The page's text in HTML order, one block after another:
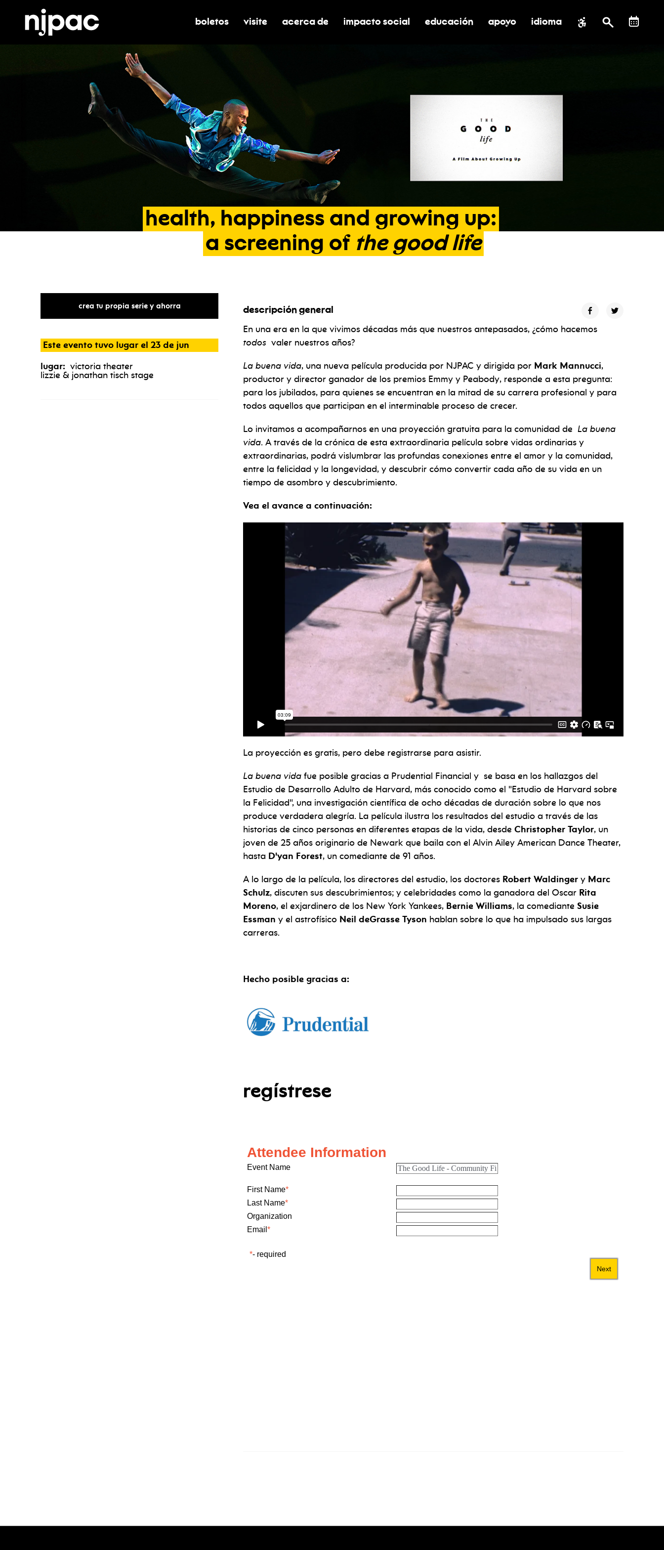
alternar submenú de boletos
boletos alternar submenú de visite
visite alternar submenú de acerca de
acerca de activar/desactivar el submenú de impacto social
impacto social alternar submenú de educación
educación alternar submenú de asistencia
apoyo idioma
health, happiness and growing up:
a screening of the good life
crea tu propia serie y ahorra
Este evento tuvo lugar el 23 de jun
lugar: victoria theater
lizzie & jonathan tisch stage
descripción general
En una era en la que vivimos décadas más que nuestros antepasados, ¿cómo hacemos
todos valer nuestros años?
La buena vida, una nueva película producida por NJPAC y dirigida por Mark Mannucci,
productor y director ganador de los premios Emmy y Peabody, responde a esta pregunta:
para los jubilados, para quienes se encuentran en la mitad de su carrera profesional y para
todos aquellos que participan en el interminable proceso de crecer.
Lo invitamos a acompañarnos en una proyección gratuita para la comunidad de La buena
vida. A través de la crónica de esta extraordinaria película sobre vidas ordinarias y
extraordinarias, podrá vislumbrar las profundas conexiones entre el amor y la comunidad,
entre la felicidad y la longevidad, y descubrir cómo convertir cada año de su vida en un
tiempo de asombro y descubrimiento.
Vea el avance a continuación:
La proyección es gratis, pero debe registrarse para asistir.
La buena vida fue posible gracias a Prudential Financial y se basa en los hallazgos del
Estudio de Desarrollo Adulto de Harvard, más conocido como el "Estudio de Harvard sobre
la Felicidad", una investigación científica de ocho décadas de duración sobre lo que nos
produce verdadera alegría. La película ilustra los resultados del estudio a través de las
historias de cinco personas en diferentes etapas de la vida, desde Christopher Taylor, un
joven de 25 años originario de Newark que baila con el Alvin Ailey American Dance Theater,
hasta D'yan Forest, un comediante de 91 años.
A lo largo de la película, los directores del estudio, los doctores Robert Waldinger y Marc
Schulz, discuten sus descubrimientos; y celebridades como la ganadora del Oscar Rita
Moreno, el exjardinero de los New York Yankees, Bernie Williams, la comediante Susie
Essman y el astrofísico Neil deGrasse Tyson hablan sobre lo que ha impulsado sus largas
carreras.
Hecho posible gracias a:
regístrese